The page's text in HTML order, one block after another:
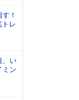
！
トレ
、い
ミン